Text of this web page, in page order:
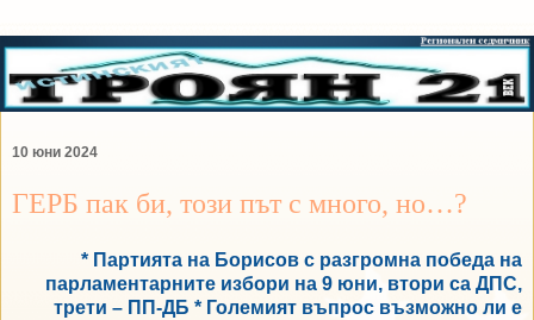
10 юни 2024
ГЕРБ пак би, този път с много, но…?
* Партията на Борисов с разгромна победа на
парламентарните избори на 9 юни, втори са ДПС,
трети – ПП-ДБ * Големият въпрос възможно ли е